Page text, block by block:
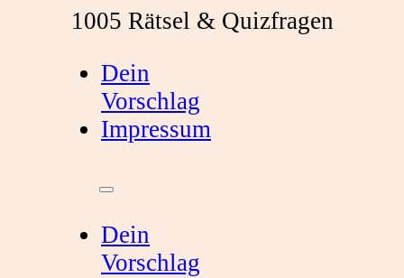
1005 Rätsel & Quizfragen
Dein
Vorschlag
Impressum
Dein
Vorschlag